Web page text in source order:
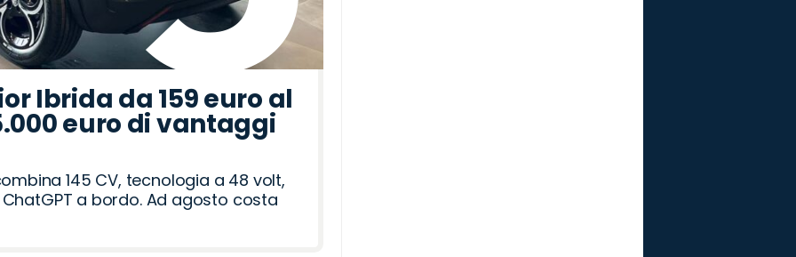
Ibrida da 159 euro al
euro di vantaggi
145 CV, tecnologia a 48 volt,
a bordo. Ad agosto costa